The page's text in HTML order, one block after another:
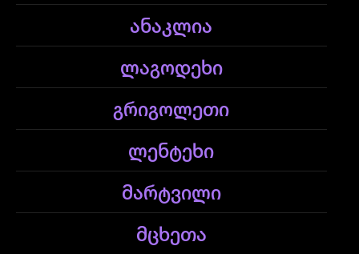
ანაკლია
ლაგოდეხი
გრიგოლეთი
ლენტეხი
მარტვილი
მცხეთა